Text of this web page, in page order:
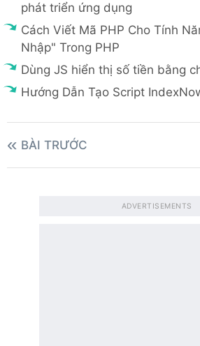
phát triển ứng dụng
Cách Viết Mã PHP Cho Tính
Nhập" Trong PHP
Dùng JS hiển thị số tiền bằng
Hướng Dẫn Tạo Script
BÀI TRƯỚC
ADVERTISEMENTS